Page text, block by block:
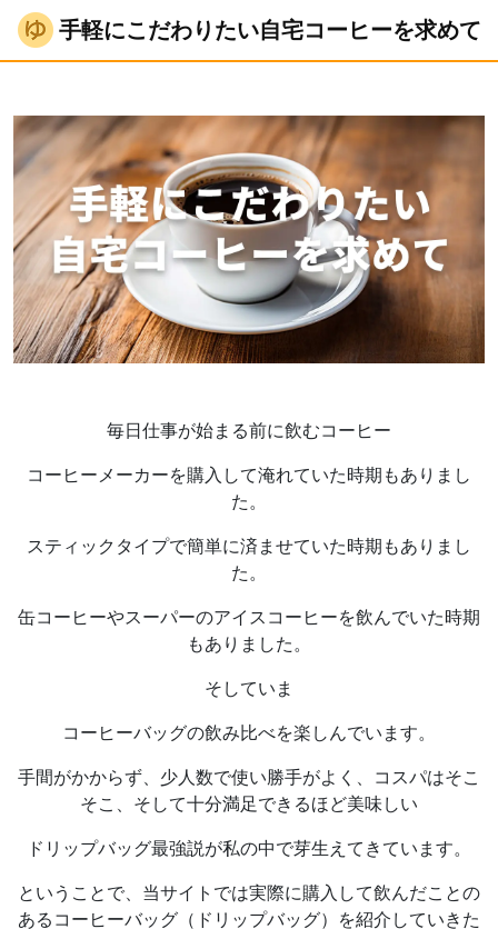
手軽にこだわりたい自宅コーヒーを求めて
毎日仕事が始まる前に飲むコーヒー
コーヒーメーカーを購入して淹れていた時期もありまし
た。
スティックタイプで簡単に済ませていた時期もありまし
た。
缶コーヒーやスーパーのアイスコーヒーを飲んでいた時期
もありました。
そしていま
コーヒーバッグの飲み比べを楽しんでいます。
手間がかからず、少人数で使い勝手がよく、コスパはそこ
そこ、そして十分満足できるほど美味しい
ドリップバッグ最強説が私の中で芽生えてきています。
ということで、当サイトでは実際に購入して飲んだことの
あるコーヒーバッグ（ドリップバッグ）を紹介していきた